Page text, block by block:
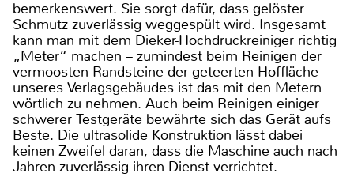
bemerkenswert. Sie sorgt dafür, dass gelöster
Schmutz zuverlässig weggespült wird. Insgesamt
kann man mit dem Dieker-Hochdruckreiniger richtig
„Meter“ machen – zumindest beim Reinigen der
vermoosten Randsteine der geteerten Hoffläche
unseres Verlagsgebäudes ist das mit den Metern
wörtlich zu nehmen. Auch beim Reinigen einiger
schwerer Testgeräte bewährte sich das Gerät aufs
Beste. Die ultrasolide Konstruktion lässt dabei
keinen Zweifel daran, dass die Maschine auch nach
Jahren zuverlässig ihren Dienst verrichtet.